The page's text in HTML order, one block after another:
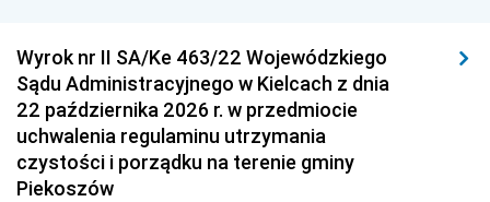
Wyrok nr II SA/Ke 463/22 Wojewódzkiego
Sądu Administracyjnego w Kielcach z dnia
22 października 2026 r. w przedmiocie
uchwalenia regulaminu utrzymania
czystości i porządku na terenie gminy
Piekoszów